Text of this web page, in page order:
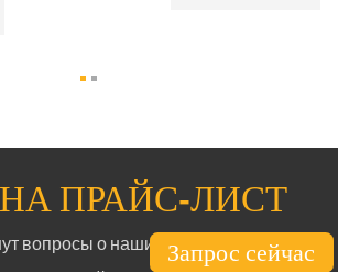
ПРАЙС-ЛИСТ
вопросы о наших продуктах или
Запрос сейчас